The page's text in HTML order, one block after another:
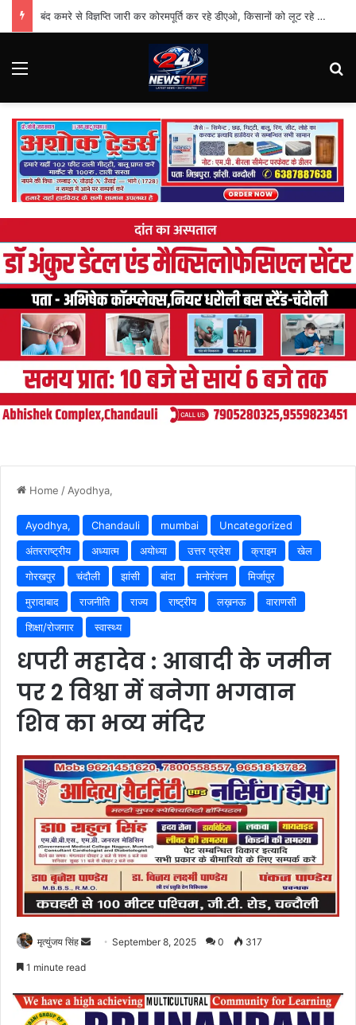
बंद कमरे से विज्ञप्ति जारी कर कोरमपूर्ति कर रहे डीएओ, किसानों को लूट रहे निजी दुकानदार
Menu
Home / Ayodhya,
Ayodhya, Chandauli mumbai
Uncategorized
अंतरराष्ट्रीय
अध्यात्म अयोध्या उत्तर प्रदेश क्राइम
खेल
गोरखपुर
चंदौली झांसी बांदा मनोरंजन
मिर्जापुर
मुरादाबाद
राजनीति राज्य राष्ट्रीय लख़नऊ
वाराणसी
शिक्षा/रोजगार
स्वास्थ्य
धपरी महादेव : आबादी के जमीन
पर 2 विश्वा में बनेगा भगवान
शिव का भव्य मंदिर
मृत्युंजय सिंह
SendSeptember 8, 2025 0 317
1 minute read